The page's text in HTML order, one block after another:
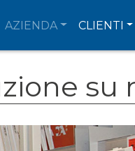
AZIENDA CLIENTI
su